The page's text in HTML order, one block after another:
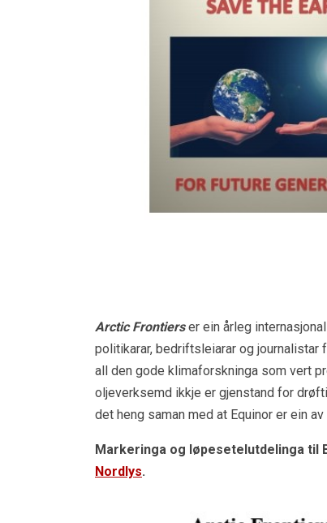
Arctic Frontierser ein årleg
politikarar, bedriftsleiarar og journalistar
all den gode klimaforskninga som vert
oljeverksemd ikkje er gjenstand for
det heng saman med at Equinor er ein
Markeringa og løpesetelutdelinga
Nordlys.